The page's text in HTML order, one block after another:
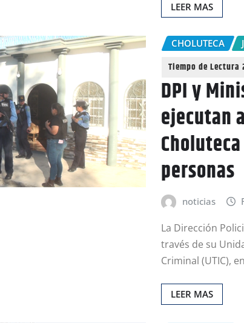
LEER MAS
CHOLUTECA
DPI y
ejecutan
personas
noticias
La Dirección
través de su
Criminal (UTIC),
LEER MAS